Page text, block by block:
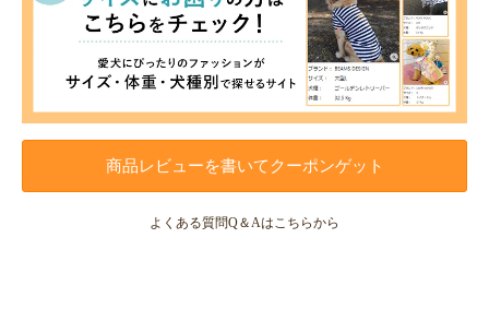
商品レビューを書いてクーポンゲット
よくある質問Q＆Aはこちらから